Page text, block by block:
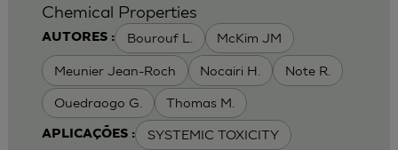
AUTORES : Bourouf L. McKim JM
Meunier Jean-Roch Nocairi H. Note R.
Ouedraogo G. Thomas M.
APLICAÇÕES : SYSTEMIC TOXICITY
Chemical Properties